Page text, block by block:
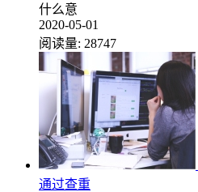
什么意
2020-05-01
阅读量: 28747
通过查重